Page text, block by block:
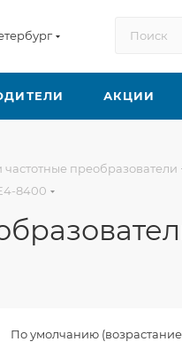
АКЦИИ
частотные преобразователи
8400
По умолчанию